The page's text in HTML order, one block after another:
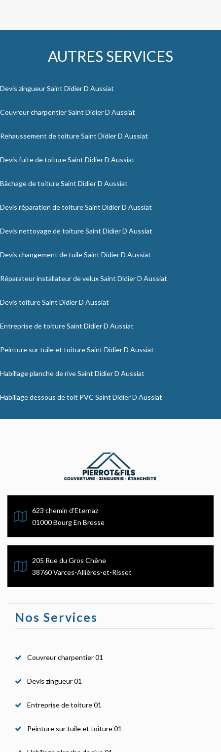
AUTRES SERVICES
Devis zingueur Saint Didier D Aussiat
Couvreur charpentier Saint Didier D Aussiat
Rehaussement de toiture Saint Didier D Aussiat
Devis fuite de toiture Saint Didier D Aussiat
Bâchage de toiture Saint Didier D Aussiat
Devis réparation de toiture Saint Didier D Aussiat
Devis nettoyage de toiture Saint Didier D Aussiat
Devis changement de tuile Saint Didier D Aussiat
Réparateur installateur de velux Saint Didier D Aussiat
Devis toiture Saint Didier D Aussiat
Entreprise de toiture Saint Didier D Aussiat
Peinture sur tuile et toiture Saint Didier D Aussiat
Habillage planche de rive Saint Didier D Aussiat
Habillage dessous de toit PVC Saint Didier D Aussiat
623 chemin d'Eternaz
01000 Bourg En Bresse
205 Rue du Gros Chêne
38760 Varces-Allières-et-Risset
Nos Services
Couvreur charpentier 01
Devis zingueur 01
Entreprise de toiture 01
Peinture sur tuile et toiture 01